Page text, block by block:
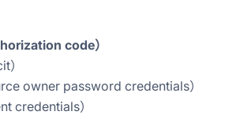
code）
）
owner password credentials）
credentials）